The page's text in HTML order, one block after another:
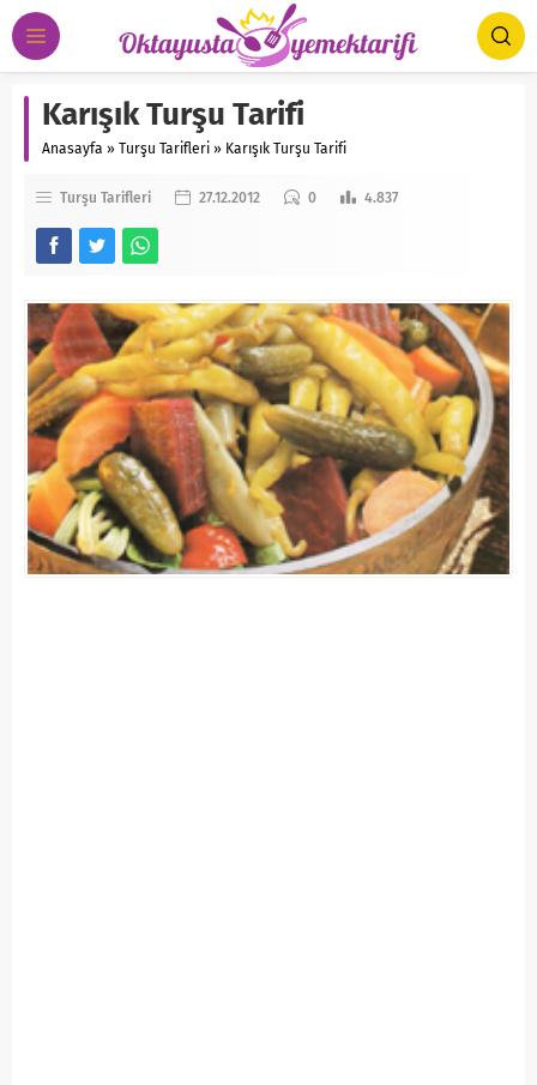
Karışık Turşu Tarifi
Anasayfa » Turşu Tarifleri » Karışık Turşu Tarifi
Turşu Tarifleri 27.12.2012 0 4.837